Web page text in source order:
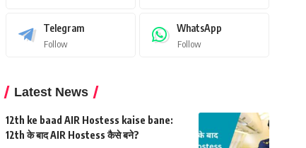
Telegram
Follow
WhatsApp
Follow
Latest News
12th ke baad AIR Hostess kaise bane:
12th के बाद AIR Hostess कैसे बने?